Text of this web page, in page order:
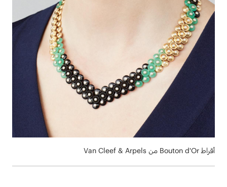
أقراط Bouton d'Or من Van Cleef & Arpels